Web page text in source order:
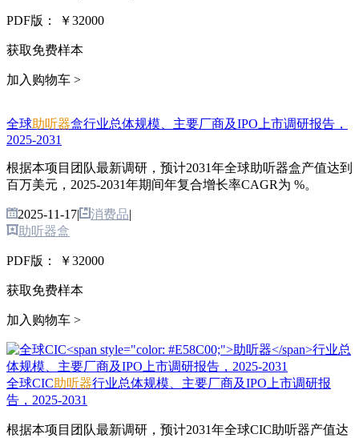
PDF版： ￥32000
获取免费样本
加入购物车 >
全球助听器盒行业总体规模、主要厂商及IPO上市调研报告，
2025-2031
根据本项目团队最新调研，预计2031年全球助听器盒产值达到
百万美元，2025-2031年期间年复合增长率CAGR为 %。
2025-11-17| 消费品|
助听器盒
PDF版： ￥32000
获取免费样本
加入购物车 >
全球CIC助听器行业总体规模、主要厂商及IPO上市调研报
告，2025-2031
根据本项目团队最新调研，预计2031年全球CIC助听器产值达